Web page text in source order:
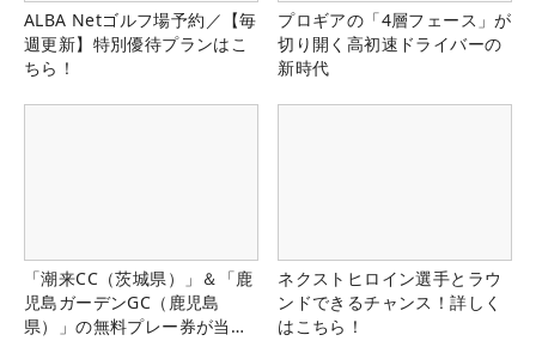
ALBA Netゴルフ場予約／【毎
週更新】特別優待プランはこ
ちら！
プロギアの「4層フェース」が
切り開く高初速ドライバーの
新時代
「潮来CC（茨城県）」＆「鹿
児島ガーデンGC（鹿児島
県）」の無料プレー券が当た
ネクストヒロイン選手とラウ
ンドできるチャンス！詳しく
はこちら！